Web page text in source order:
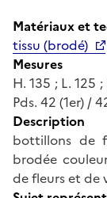
Matériaux et
tissu (brodé)
Mesures
H. 135 ; L. 125
Pds. 42 (1er) /
Description
bottillons de
brodée
de fleurs et de